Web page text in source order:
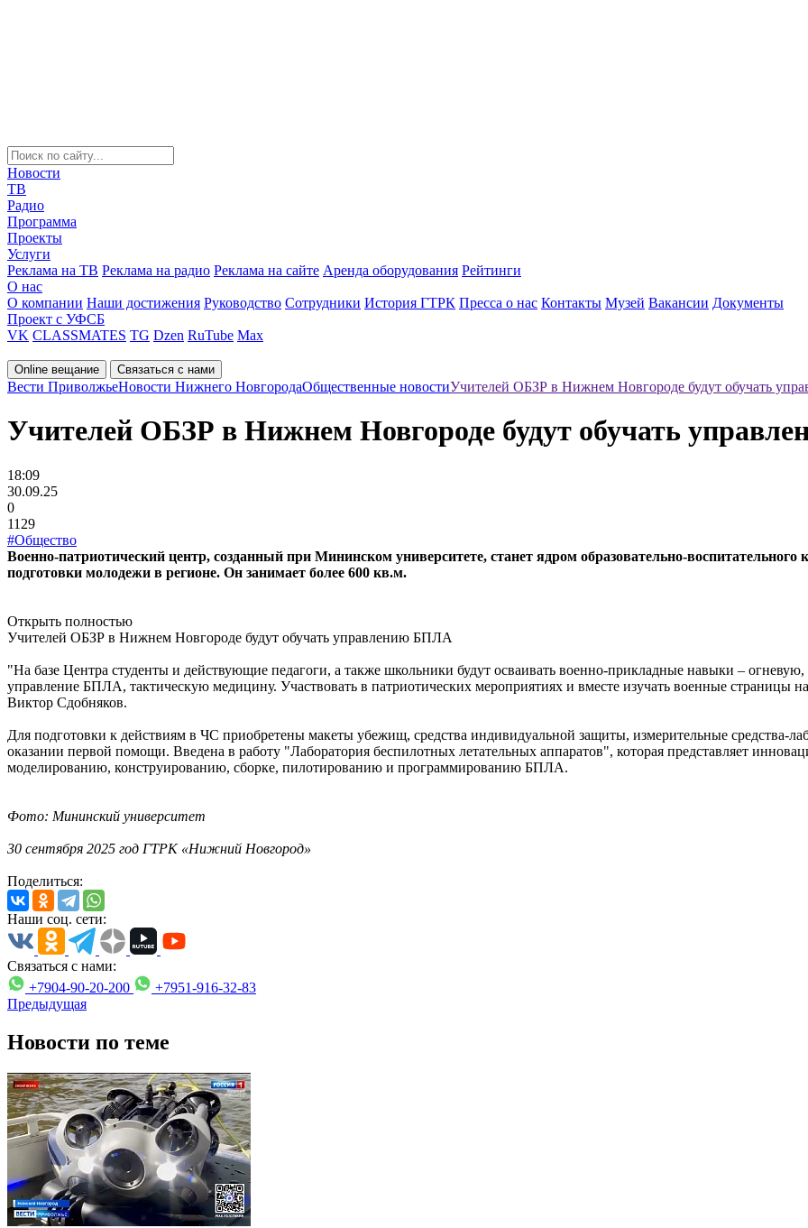
Новости
ТВ
Радио
Программа
Проекты
Услуги
Реклама на ТВ Реклама на радио Реклама на сайте Аренда оборудования Рейтинги
О нас
О компании Наши достижения Руководство Сотрудники История ГТРК Пресса о нас Контакты Музей Вакансии Документы
Проект с УФСБ
VK CLASSMATES TG Dzen RuTube Max
Online вещание Связаться с нами
Вести ПриволжьеНовости Нижнего НовгородаОбщественные новостиУчителей ОБЗР в Нижнем Новгороде будут обучать
Учителей ОБЗР в Нижнем Новгороде будут обучать
18:09
30.09.25
0
1129
#Общество
Военно-патриотический центр, созданный при Мининском университете, станет ядром образовательно-
подготовки молодежи в регионе. Он занимает более 600 кв.м.
Открыть полностью
Учителей ОБЗР в Нижнем Новгороде будут обучать управлению БПЛА
"На базе Центра студенты и действующие педагоги, а также школьники будут осваивать военно-прикладные навыки –
управление БПЛА, тактическую медицину. Участвовать в патриотических мероприятиях и вместе изучать военные страницы
Виктор Сдобняков.
Для подготовки к действиям в ЧС приобретены макеты убежищ, средства индивидуальной защиты, измерительные средства-
оказании первой помощи. Введена в работу "Лаборатория беспилотных летательных аппаратов", которая представляет
моделированию, конструированию, сборке, пилотированию и программированию БПЛА.
Фото: Мининский университет
30 сентября 2025 год ГТРК «Нижний Новгород»
Поделиться:
Наши соц. сети:
Связаться с нами:
+7904-90-20-200
+7951-916-32-83
Предыдущая
Новости по теме